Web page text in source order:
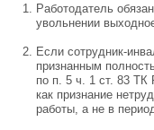
Работодатель
увольнении
Если сотрудник-
признанным
по п. 5 ч. 1 ст. 83 ТК
как признание
работы, а не в